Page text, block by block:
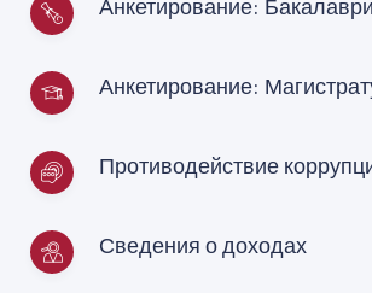
Анкетирование:
Анкетирование:
Противодействие
Сведения о доходах